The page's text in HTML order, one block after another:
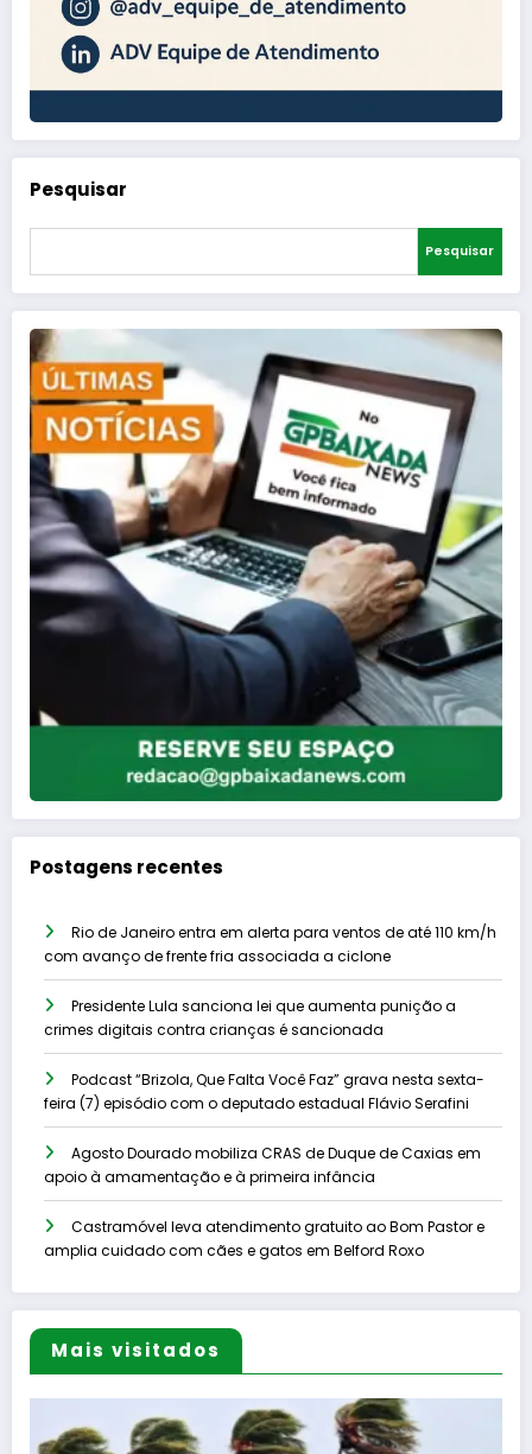
Pesquisar
Pesquisar
Postagens recentes
Rio de Janeiro entra em alerta para ventos de até 110 km/h
com avanço de frente fria associada a ciclone
Presidente Lula sanciona lei que aumenta punição a
crimes digitais contra crianças é sancionada
Podcast “Brizola, Que Falta Você Faz” grava nesta sexta-
feira (7) episódio com o deputado estadual Flávio Serafini
Agosto Dourado mobiliza CRAS de Duque de Caxias em
apoio à amamentação e à primeira infância
Castramóvel leva atendimento gratuito ao Bom Pastor e
amplia cuidado com cães e gatos em Belford Roxo
Mais visitados